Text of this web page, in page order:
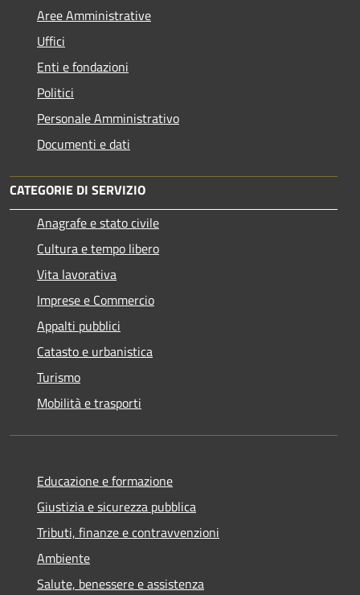
Aree Amministrative
Uffici
Enti e fondazioni
Politici
Personale Amministrativo
Documenti e dati
CATEGORIE DI SERVIZIO
Anagrafe e stato civile
Cultura e tempo libero
Vita lavorativa
Imprese e Commercio
Appalti pubblici
Catasto e urbanistica
Turismo
Mobilità e trasporti
Educazione e formazione
Giustizia e sicurezza pubblica
Tributi, finanze e contravvenzioni
Ambiente
Salute, benessere e assistenza